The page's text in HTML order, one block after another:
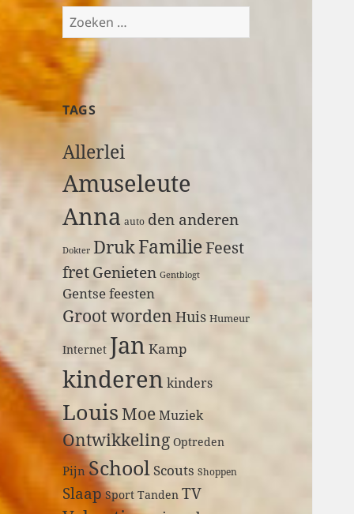
Z
o
k
n
a
r
TAGS
Allerlei
Amuseleute
Anna auto den anderen
Dokter DrukFamilieFeest
fretGenieten Gentblogt
Gentse feesten
Groot worden Huis Humeur
Internet Jan Kamp
kinderen kinders
LouisMoeMuziek
Ontwikkeling Optreden
Pijn SchoolScouts Shoppen
Slaap Sport Tanden TV